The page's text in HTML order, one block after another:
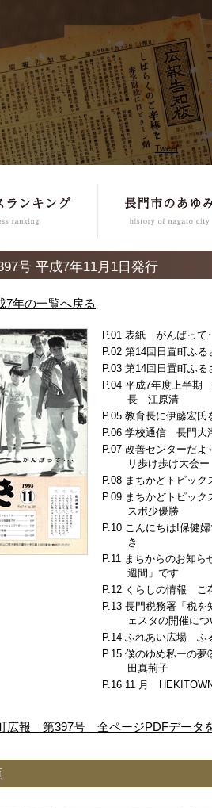
Tweet
号 平成7年11月1日発行
7年の一覧へ戻る
表紙 がんばって･
第14回日置町ふる
第14回日置町ふる
平成7年度上半期
長 江原清
教育長に伊藤宏
学校通信 長門大
改善センターだよ
リ歩け歩け大会ー
まちかどトピッ
まちかどトピッ
スポ少優勝
こんにちは!保健
き
まちからのお知
週間」です
くらしの情報 ご
長門税務署「税
ェスタの開催につ
ふれあい広場 ふ
僕のゆめ私ーの
田真荊子
11 月
広報 第397号 全ページPDFデータ